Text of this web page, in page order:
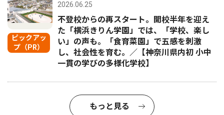
ピックアッ
プ（PR）
2026.06.25
不登校からの再スタート。開校半年を迎え
た「横浜きりん学園」では、「学校、楽し
い」の声も。「食育菜園」で五感を刺激
し、社会性を育む。／【神奈川県内初 小中
一貫の学びの多様化学校】
もっと見る